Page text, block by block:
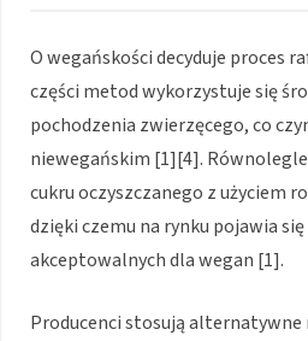
O wegańskości decyduje proces
części metod wykorzystuje się
pochodzenia zwierzęcego, co
niewegańskim [1][4].
cukru oczyszczanego z użyciem
dzięki czemu na rynku pojawia
akceptowalnych dla wegan [1].
Producenci stosują